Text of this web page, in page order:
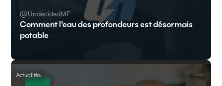
@UndecidedMF
Comment l'eau des profondeurs est désormais
potable
Actualités